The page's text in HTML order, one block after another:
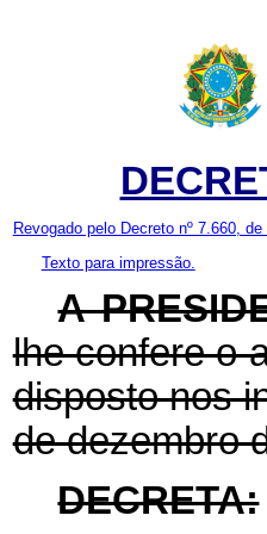
Revogado pelo Decreto nº 7.660, de
Texto para impressão.
A
lhe confere o
disposto nos
de dezembro
DECRETA: